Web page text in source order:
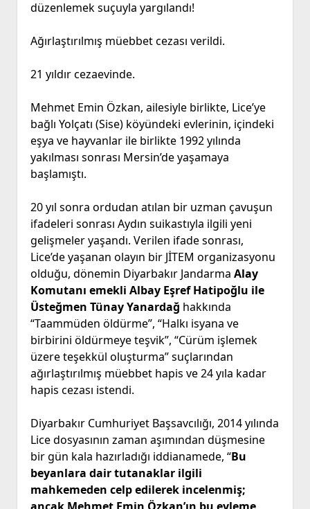
düzenlemek suçuyla yargılandı!
Ağırlaştırılmış müebbet cezası verildi.
21 yıldır cezaevinde.
Mehmet Emin Özkan, ailesiyle birlikte, Lice’ye
bağlı Yolçatı (Sise) köyündeki evlerinin, içindeki
eşya ve hayvanlar ile birlikte 1992 yılında
yakılması sonrası Mersin’de yaşamaya
başlamıştı.
20 yıl sonra ordudan atılan bir uzman çavuşun
ifadeleri sonrası Aydın suikastıyla ilgili yeni
gelişmeler yaşandı. Verilen ifade sonrası,
Lice’de yaşanan olayın bir JİTEM organizasyonu
olduğu, dönemin Diyarbakır Jandarma Alay
Komutanı emekli Albay Eşref Hatipoğlu ile
Üsteğmen Tünay Yanardağ hakkında
“Taammüden öldürme”, “Halkı isyana ve
birbirini öldürmeye teşvik”, “Cürüm işlemek
üzere teşekkül oluşturma” suçlarından
ağırlaştırılmış müebbet hapis ve 24 yıla kadar
hapis cezası istendi.
Diyarbakır Cumhuriyet Başsavcılığı, 2014 yılında
Lice dosyasının zaman aşımından düşmesine
bir gün kala hazırladığı iddianamede, “Bu
beyanlara dair tutanaklar ilgili
mahkemeden celp edilerek incelenmiş;